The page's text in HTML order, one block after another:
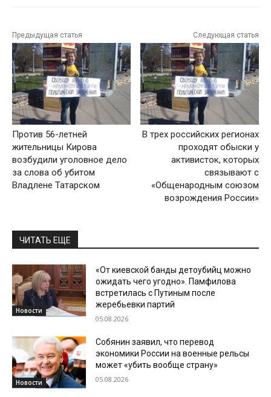
Предыдущая статья
Против 56-летней
жительницы Кирова
возбудили уголовное дело
за слова об убитом
Владлене Татарском
Следующая статья
В трех российских регионах
проходят обыски у
активисток, которых
связывают с
«Общенародным союзом
возрождения России»
ЧИТАТЬ ЕЩЕ
Новости
«От киевской банды детоубийц можно
ожидать чего угодно». Памфилова
встретилась с Путиным после
жеребьевки партий
05.08.2026
Новости
Собянин заявил, что перевод
экономики России на военные рельсы
может «убить вообще страну»
05.08.2026